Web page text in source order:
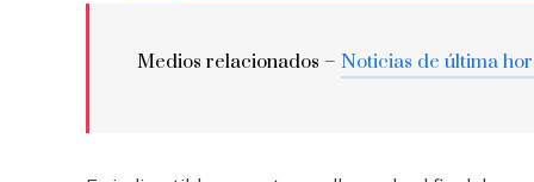
Medios relacionados – Noticias de última